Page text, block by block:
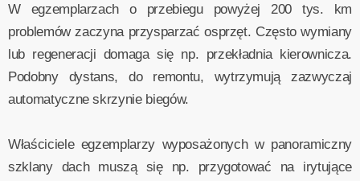
W egzemplarzach o przebiegu powyżej 200 tys. km
problemów zaczyna przysparzać osprzęt. Często wymiany
lub regeneracji domaga się np. przekładnia kierownicza.
Podobny dystans, do remontu, wytrzymują zazwyczaj
automatyczne skrzynie biegów.
Właściciele egzemplarzy wyposażonych w panoramiczny
szklany dach muszą się np. przygotować na irytujące